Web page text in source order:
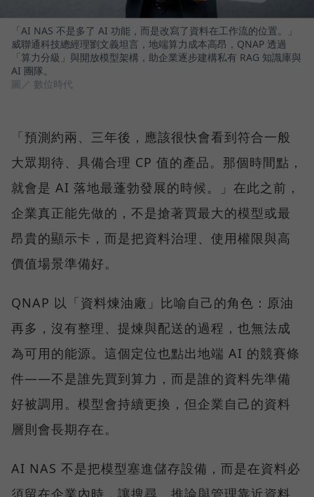
「AI NAS 不是多了 AI 功能，而是改寫了資料在工作流的位置。」
威聯通科技總經理劉文義坦言，地端算力成本高昂，QNAP 透過
「算力分級」與開放模型架構，助企業逐步建構私有 RAG 知識庫與
AI 團隊。
圖／ 數位時代
「預測約兩、三年後，應該很快會看到符合一般
大眾期待、具備合理 CP 值的產品。那個時間點，
就會是 AI 落地最蓬勃發展的時候。」在此之前，
企業真正能先做的，不是搶著買最大的模型或最
昂貴的顯示卡，而是把資料治理、使用權限與高
價值場景準備好。
QNAP 以「資料煉油廠」比喻自己的角色：原油
再多，沒有整理、提煉與配送的過程，也無法成
為可用的能源。這個定位也點出地端 AI 的競賽條
件——不是誰先買到算力，而是誰的資料先準備
好被調用。模型會持續更換，但企業自己的資料
層則會長期存在。
AI NAS 不是把模型塞進儲存設備，而是在資料必
須留在企業內時，讓搜尋、推論與管理靠近資料